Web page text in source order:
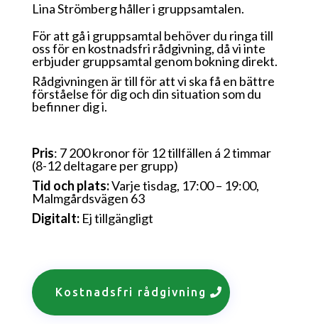
Lina Strömberg håller i gruppsamtalen.
För att gå i gruppsamtal behöver du ringa till
oss för en kostnadsfri rådgivning, då vi inte
erbjuder gruppsamtal genom bokning direkt.
Rådgivningen är till för att vi ska få en bättre
förståelse för dig och din situation som du
befinner dig i.
Pris: 7 200 kronor för 12 tillfällen á 2 timmar
(8-12 deltagare per grupp)
Tid och plats:Varje tisdag, 17:00 – 19:00,
Malmgårdsvägen 63
Digitalt: Ej tillgängligt
Kostnadsfri rådgivning